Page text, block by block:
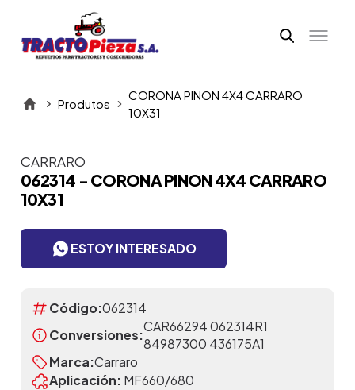
Produtos
CORONA PINON 4X4 CARRARO
10X31
Itens da Galeria
CARRARO
062314 - CORONA PINON 4X4 CARRARO
10X31
ESTOY INTERESADO
Código:062314
Conversiones:
CAR66294 062314R1
84987300 436175A1
Marca:Carraro
Aplicación: MF660/680